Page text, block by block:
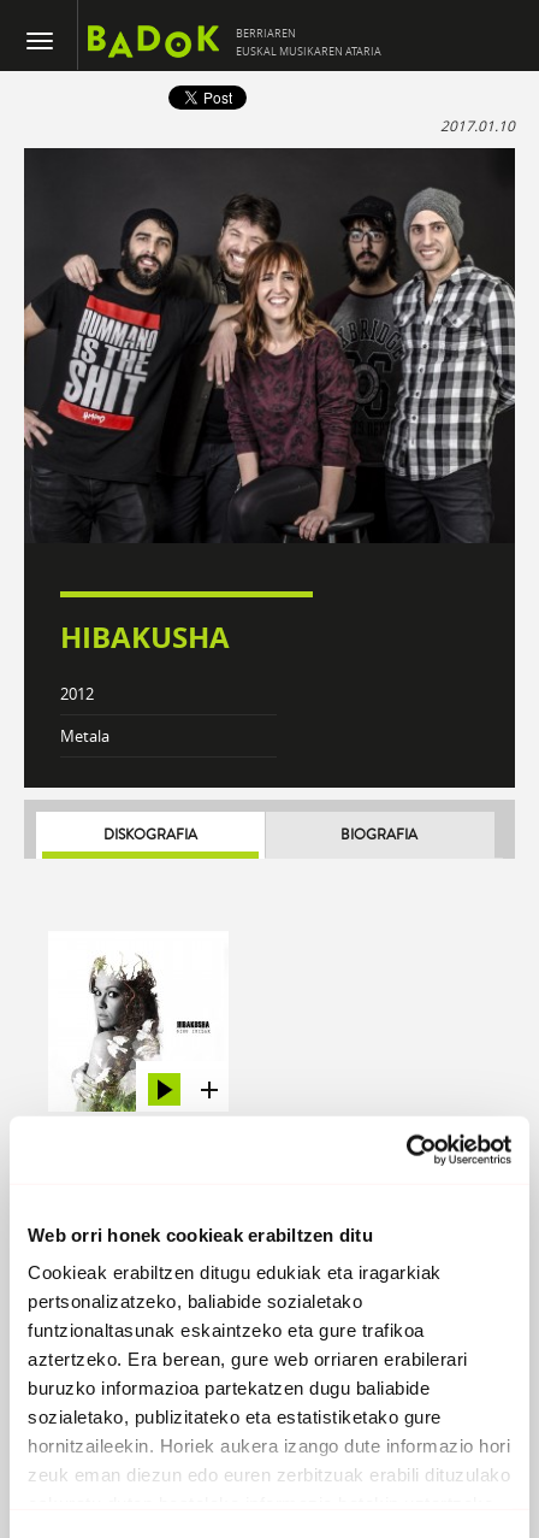
Web orri honek cookieak erabiltzen ditu
Cookieak erabiltzen ditugu edukiak eta iragarkiak
pertsonalizatzeko, baliabide sozialetako
funtzionaltasunak eskaintzeko eta gure trafikoa
aztertzeko. Era berean, gure web orriaren erabilerari
buruzko informazioa partekatzen dugu baliabide
sozialetako, publizitateko eta estatistiketako gure
hornitzaileekin. Horiek aukera izango dute informazio hori
zeuk eman diezun edo euren zerbitzuak erabili dituzulako
BERRIAREN
EUSKAL MUSIKAREN ATARIA
2017.01.10
HIBAKUSHA
2012
Metala
DISKOGRAFIA BIOGRAFIA
PARTAIDEAK
Indusi Zubiat , gitarra
Iñaki Santos, gitarra
Silvia Guillen
, ahotsa
Iñaki Pulido, baxua
Ander Orduna, bateria
EROSI